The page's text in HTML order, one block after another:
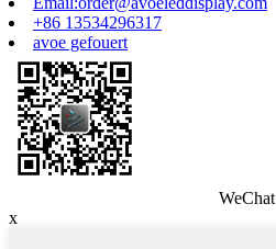
+86 13534296317
avoe gefouert
WeChat
x